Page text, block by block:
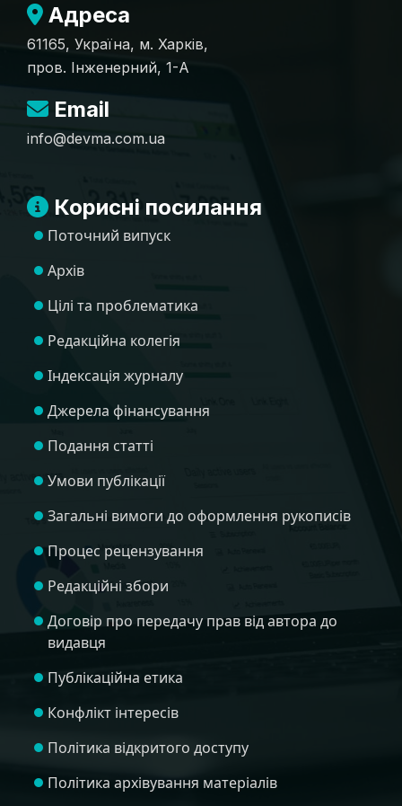
Адреса
61165, Україна, м. Харків,
пров. Інженерний, 1-А
Email
info@devma.com.ua
Корисні посилання
Поточний випуск
Архів
Цілі та проблематика
Редакційна колегія
Індексація журналу
Джерела фінансування
Подання статті
Умови публікації
Загальні вимоги до оформлення рукописів
Процес рецензування
Редакційні збори
Договір про передачу прав від автора до
видавця
Публікаційна етика
Конфлікт інтересів
Політика відкритого доступу
Політика архівування матеріалів